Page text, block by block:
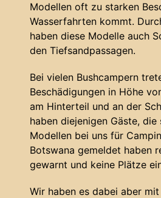
Modellen oft zu starken
Wasserfahrten kommt.
haben diese Modelle auch
den Tiefsandpassagen.
Bei vielen Bushcampern
Beschädigungen in Höhe
am Hinterteil und an der
haben diejenigen Gäste,
Modellen bei uns für
Botswana gemeldet haben
gewarnt und keine Plätze
Wir haben es dabei aber